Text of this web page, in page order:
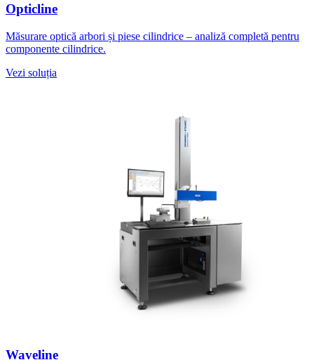
Opticline
Măsurare optică arbori și piese cilindrice – analiză completă pentru
componente cilindrice.
Vezi soluția
Waveline